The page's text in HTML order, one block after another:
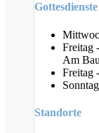
Gottesdienste
Freitag
Am
Freitag
Standorte